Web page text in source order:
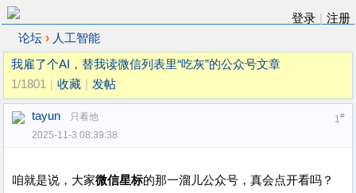
登录
注册
论坛 › 人工智能
我雇了个AI，替我读微信列表里“吃灰”的公众号文章
1/1801
收藏 发帖
1#
tayun
只看他
2025-11-3 08:39:38
咱就是说，大家微信星标的那一溜儿公众号，真会点开看吗？